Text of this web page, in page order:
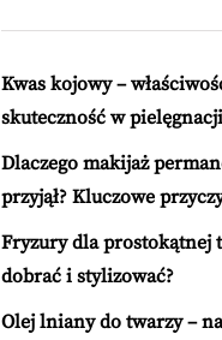
Kwas kojowy –
skuteczność w
Dlaczego makijaż
przyjął? Kluczowe
Fryzury dla prostokątnej
dobrać i stylizować?
Olej lniany do twarzy –